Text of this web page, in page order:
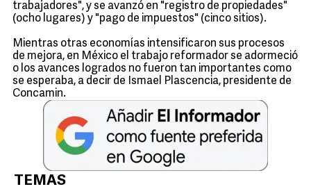
trabajadores", y se avanzó en "registro de propiedades"
(ocho lugares) y "pago de impuestos" (cinco sitios).
Mientras otras economías intensificaron sus procesos
de mejora, en México el trabajo reformador se adormeció
o los avances logrados no fueron tan importantes como
se esperaba, a decir de Ismael Plascencia, presidente de
Concamin.
TEMAS